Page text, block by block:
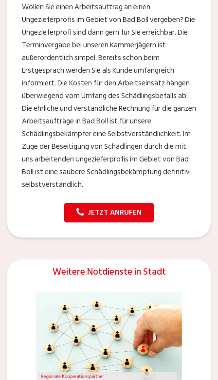
Wollen Sie einen Arbeitsauftrag an einen
Ungezieferprofis im Gebiet von Bad Boll vergeben? Die
Ungezieferprofi sind dann gern für Sie erreichbar. Die
Terminvergabe bei unseren Kammerjägern ist
außerordentlich simpel. Bereits schon beim
Erstgespräch werden Sie als Kunde umfangreich
informiert. Die Kosten für den Arbeitseinsatz hängen
überwiegend vom Umfang des Schädlingsbefalls ab.
Die ehrliche und verständliche Rechnung für die ganzen
Arbeitsaufträge in Bad Boll ist für unsere
Schädlingsbekämpfer eine Selbstverständlichkeit. Im
Zuge der Beseitigung von Schädlingen durch die mit
uns arbeitenden Ungezieferprofis im Gebiet von Bad
Boll ist eine saubere Schädlingsbekämpfung definitiv
selbstverständlich.
JETZT ANRUFEN
Weitere Notdienste in Stadt